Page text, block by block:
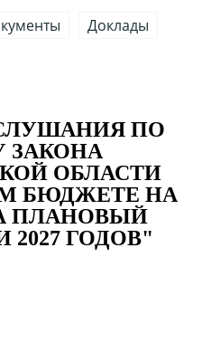
Доклады
ПО
ЗАКОНА
ОБЛАСТИ
БЮДЖЕТЕ НА
ПЛАНОВЫЙ
2027 ГОДОВ"